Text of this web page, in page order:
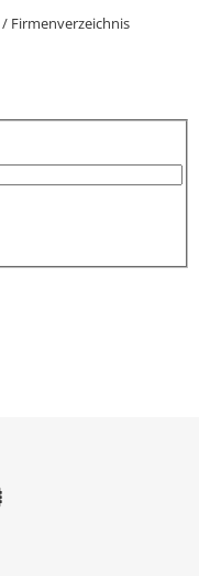
/ Firmenverzeichnis